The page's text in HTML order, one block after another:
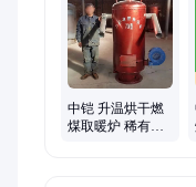
机、玻璃搬运车、龙
井下电视、柴油防汛
粪车、除雪滚刷、破
机、机耕船、智能张
顶管机
中铠 升温烘干燃
煤取暖炉 稀有花